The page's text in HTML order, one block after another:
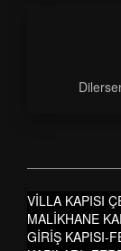
VİLLA KAPISI
MALİKHANE
GİRİŞ KAPISI-